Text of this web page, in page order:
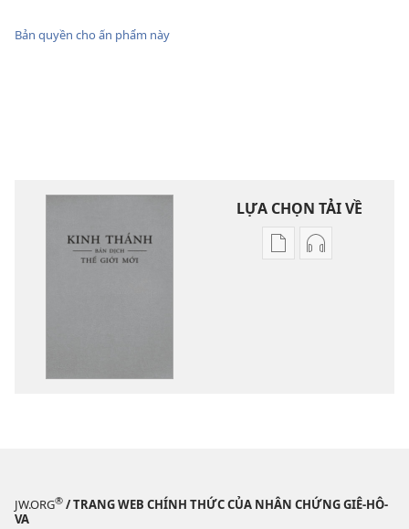
Bản quyền cho ấn phẩm này
LỰA CHỌN TẢI VỀ
Tùy
—
Tùy
Bản
JW.ORG® / TRANG WEB CHÍNH THỨC CỦA NHÂN CHỨNG GIÊ-HÔ-
VA